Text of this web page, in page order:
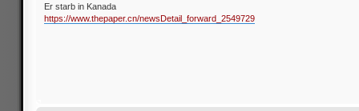
Er starb in Kanada
https://www.thepaper.cn/newsDetail_forward_2549729